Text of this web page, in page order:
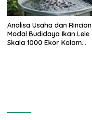
Analisa Usaha dan Rincian
Modal Budidaya Ikan Lele
Skala 1000 Ekor Kolam